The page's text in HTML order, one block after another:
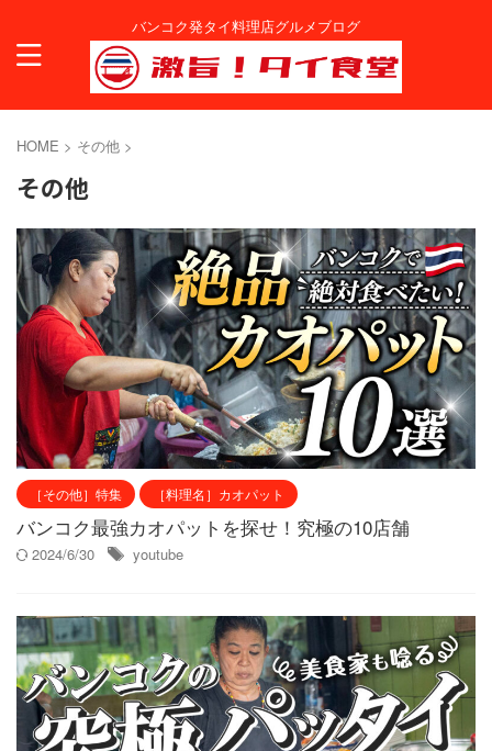
バンコク発タイ料理店グルメブログ
HOME > その他 >
その他
［その他］特集 ［料理名］カオパット
バンコク最強カオパットを探せ！究極の10店舗
2024/6/30 youtube